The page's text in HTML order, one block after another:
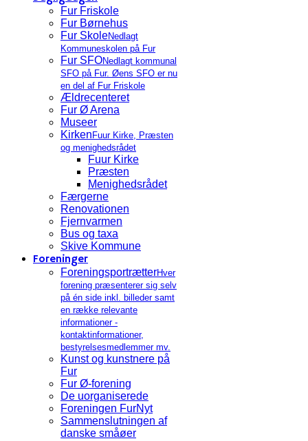
Fur Friskole
Fur Børnehus
Fur SkoleNedlagt
Kommuneskolen på Fur
Fur SFONedlagt kommunal
SFO på Fur. Øens SFO er nu
en del af Fur Friskole
Ældrecenteret
Fur Ø Arena
Museer
Kirken Fuur Kirke, Præsten
og menighedsrådet
Fuur Kirke
Præsten
Menighedsrådet
Færgerne
Renovationen
Fjernvarmen
Bus og taxa
Skive Kommune
Foreninger
ForeningsportrætterHver
forening præsenterer sig selv
på én side inkl. billeder samt
en række relevante
informationer -
kontaktinformationer,
bestyrelsesmedlemmer mv.
Kunst og kunstnere på
Fur
Fur Ø-forening
De uorganiserede
Foreningen FurNyt
Sammenslutningen af
danske småøer